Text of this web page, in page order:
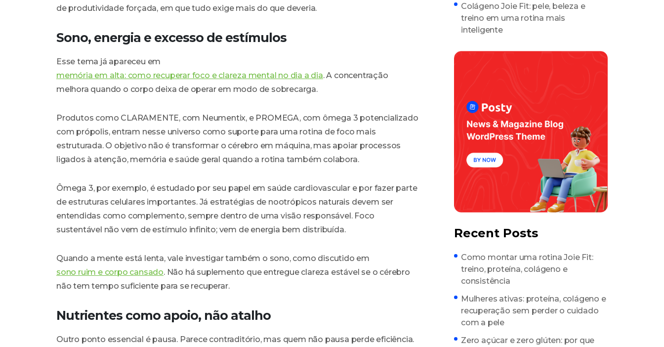
de produtividade forçada, em que tudo exige mais do que deveria.
Sono, energia e excesso de estímulos
Esse tema já apareceu em
memória em alta: como recuperar foco e clareza mental no dia a dia. A concentração
melhora quando o corpo deixa de operar em modo de sobrecarga.
Produtos como CLARAMENTE, com Neumentix, e PROMEGA, com ômega 3 potencializado
com própolis, entram nesse universo como suporte para uma rotina de foco mais
estruturada. O objetivo não é transformar o cérebro em máquina, mas apoiar processos
ligados à atenção, memória e saúde geral quando a rotina também colabora.
Ômega 3, por exemplo, é estudado por seu papel em saúde cardiovascular e por fazer parte
de estruturas celulares importantes. Já estratégias de nootrópicos naturais devem ser
entendidas como complemento, sempre dentro de uma visão responsável. Foco
sustentável não vem de estímulo infinito; vem de energia bem distribuída.
Quando a mente está lenta, vale investigar também o sono, como discutido em
sono ruim e corpo cansado. Não há suplemento que entregue clareza estável se o cérebro
não tem tempo suficiente para se recuperar.
Nutrientes como apoio, não atalho
Outro ponto essencial é pausa. Parece contraditório, mas quem não pausa perde eficiência.
Colágeno Joie Fit: pele, beleza e
treino em uma rotina mais
inteligente
Recent Posts
Como montar uma rotina Joie Fit:
treino, proteína, colágeno e
consistência
Mulheres ativas: proteína, colágeno e
recuperação sem perder o cuidado
com a pele
Zero açúcar e zero glúten: por que